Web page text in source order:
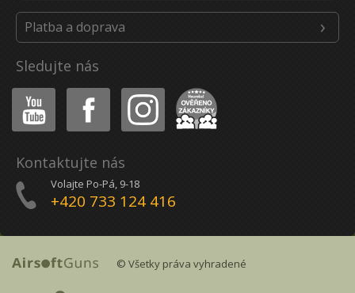
Platba a doprava
Sledujte nás
Youtube Facebook Instagram Heureka
Kontaktujte nás
Volajte Po-Pá, 9-18
+420 733 124 416
© Všetky práva vyhradené